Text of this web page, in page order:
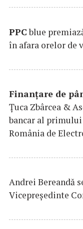
PPCblue
în afara orelor de
Finanțare de
Țuca Zbârcea &
bancar al
România de
Andrei Bereandă
Vicepreședinte